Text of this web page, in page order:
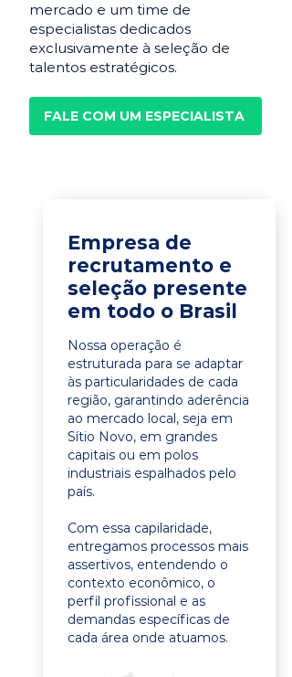
mercado e um time de
especialistas dedicados
exclusivamente à seleção de
talentos estratégicos.
FALE COM UM ESPECIALISTA
Empresa de
recrutamento e
seleção presente
em todo o Brasil
Nossa operação é
estruturada para se adaptar
às particularidades de cada
região, garantindo aderência
ao mercado local, seja em
Sítio Novo, em grandes
capitais ou em polos
industriais espalhados pelo
país.
Com essa capilaridade,
entregamos processos mais
assertivos, entendendo o
contexto econômico, o
perfil profissional e as
demandas específicas de
cada área onde atuamos.